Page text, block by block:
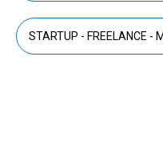
STARTUP - FREELANCE -